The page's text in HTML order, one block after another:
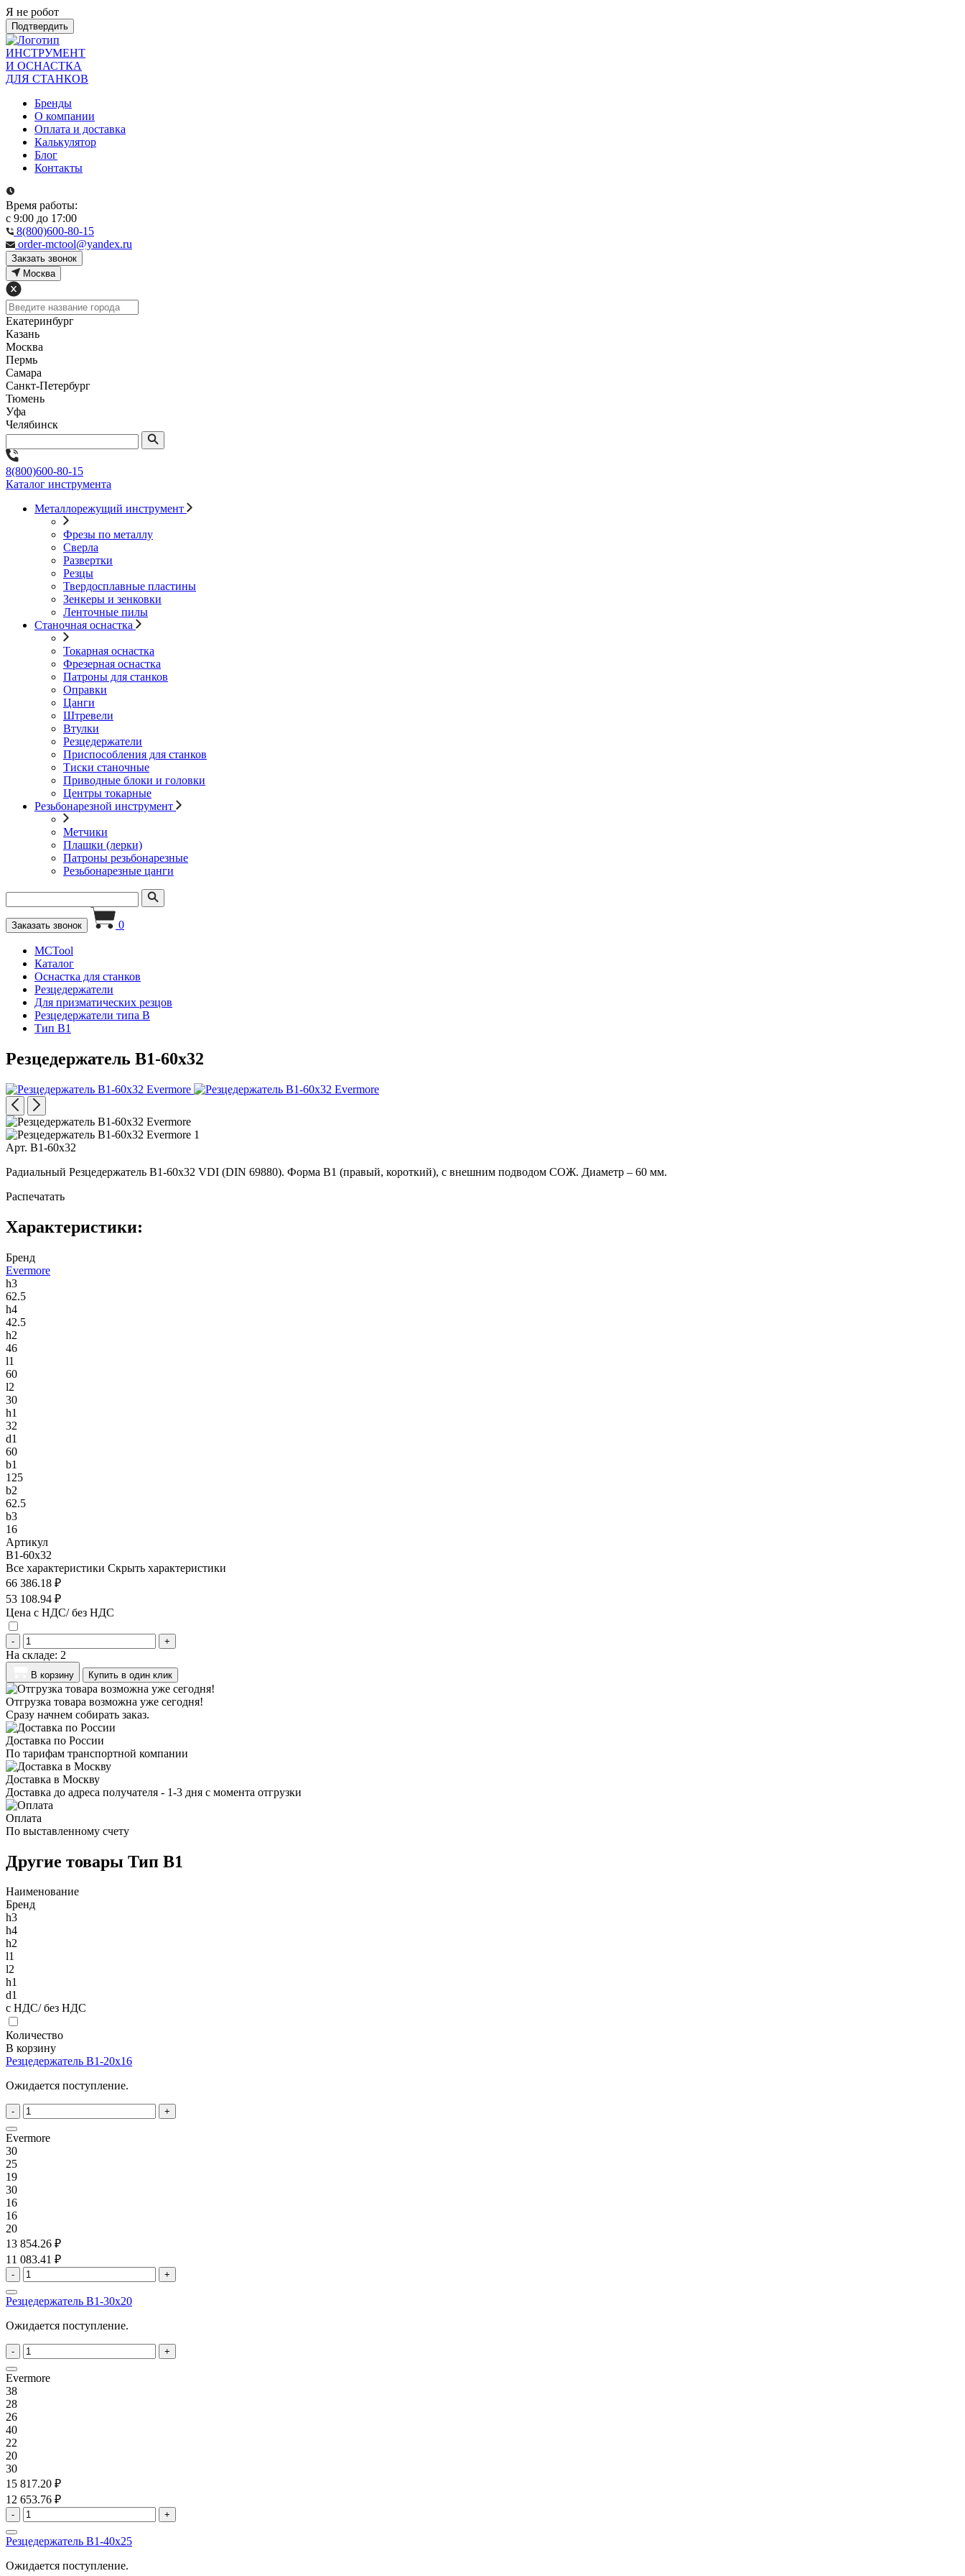
Я не робот
Подтвердить
ИНСТРУМЕНТ
И ОСНАСТКА
ДЛЯ СТАНКОВ
Бренды
О компании
Оплата и доставка
Калькулятор
Блог
Контакты
Время работы:
с 9:00 до 17:00
8(800)600-80-15
order-mctool@yandex.ru
Закзать звонок
Москва
Екатеринбург
Казань
Москва
Пермь
Самара
Санкт-Петербург
Тюмень
Уфа
Челябинск
8(800)600-80-15
Каталог инструмента
Металлорежущий инструмент
Фрезы по металлу
Сверла
Развертки
Резцы
Твердосплавные пластины
Зенкеры и зенковки
Ленточные пилы
Станочная оснастка
Токарная оснастка
Фрезерная оснастка
Патроны для станков
Оправки
Цанги
Штревели
Втулки
Резцедержатели
Приспособления для станков
Тиски станочные
Приводные блоки и головки
Центры токарные
Резьбонарезной инструмент
Метчики
Плашки (лерки)
Патроны резьбонарезные
Резьбонарезные цанги
Заказать звонок 0
MCTool
Каталог
Оснастка для станков
Резцедержатели
Для призматических резцов
Резцедержатели типа B
Тип B1
Резцедержатель B1-60x32
Арт. B1-60x32
Радиальный Резцедержатель B1-60x32 VDI (DIN 69880). Форма B1 (правый, короткий), с внешним подводом СОЖ. Диаметр – 60 мм.
Распечатать
Характеристики:
Бренд
Evermore
h3
62.5
h4
42.5
h2
46
l1
60
l2
30
h1
32
d1
60
b1
125
b2
62.5
b3
16
Артикул
B1-60x32
Все характеристики Скрыть характеристики
66 386.18 ₽
53 108.94 ₽
Цена с НДС/ без НДС
- +
На складе: 2
В корзину Купить в один клик
Отгрузка товара возможна уже сегодня!
Сразу начнем собирать заказ.
Доставка по России
По тарифам транспортной компании
Доставка в Москву
Доставка до адреса получателя - 1-3 дня с момента отгрузки
Оплата
По выставленному счету
Другие товары Тип B1
Наименование
Бренд
h3
h4
h2
l1
l2
h1
d1
с НДС/ без НДС
Количество
В корзину
Резцедержатель B1-20x16
Ожидается поступление.
- +
Evermore
30
25
19
30
16
16
20
13 854.26 ₽
11 083.41 ₽
- +
Резцедержатель B1-30x20
Ожидается поступление.
- +
Evermore
38
28
26
40
22
20
30
15 817.20 ₽
12 653.76 ₽
- +
Резцедержатель B1-40x25
Ожидается поступление.